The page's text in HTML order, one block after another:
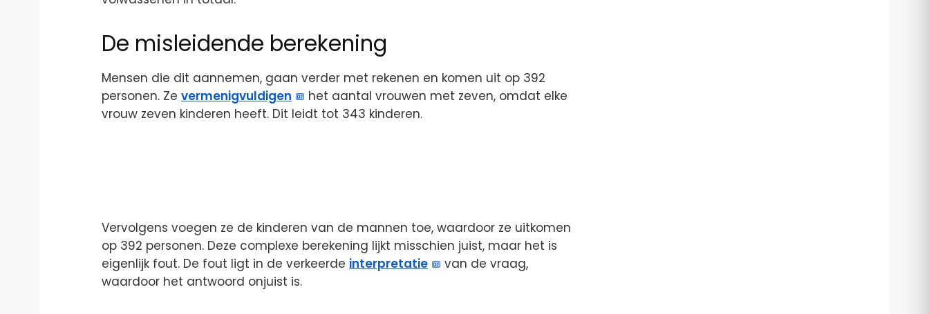
De misleidende berekening
Mensen die dit aannemen, gaan verder met rekenen en komen uit op 392
personen. Ze vermenigvuldigen
het aantal vrouwen met zeven, omdat elke
vrouw zeven kinderen heeft. Dit leidt tot 343 kinderen.
Vervolgens voegen ze de kinderen van de mannen toe, waardoor ze uitkomen
op 392 personen. Deze complexe berekening lijkt misschien juist, maar het is
eigenlijk fout. De fout ligt in de verkeerde interpretatie
van de vraag,
waardoor het antwoord onjuist is.